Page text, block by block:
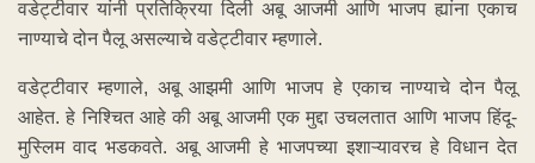
वडेट्टीवार यांनी प्रतिक्रिया दिली अबू आजमी आणि भाजप ह्यांना एकाच
नाण्याचे दोन पैलू असल्याचे वडेट्टीवार म्हणाले.
वडेट्टीवार म्हणाले, अबू आझमी आणि भाजप हे एकाच नाण्याचे दोन पैलू
आहेत. हे निश्‍चित आहे की अबू आजमी एक मुद्दा उचलतात आणि भाजप हिंदू-
मुस्लिम वाद भडकवते. अबू आजमी हे भाजपच्या इशाऱ्यावरच हे विधान देत